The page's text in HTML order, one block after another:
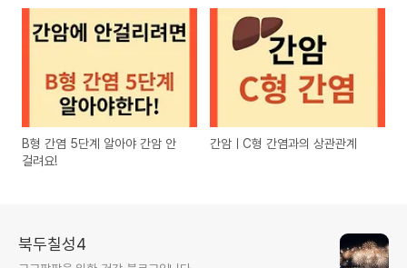
B형 간염 5단계 알아야 간암 안
걸려요!
간암ㅣC형 간염과의 상관관계
북두칠성4